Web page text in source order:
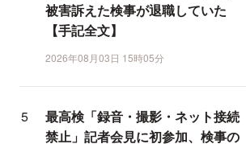
被害訴えた検事が退職していた
【手記全文】
2026年08月03日 15時05分
最高検「録音・撮影・ネット接続
禁止」記者会見に初参加、検事の